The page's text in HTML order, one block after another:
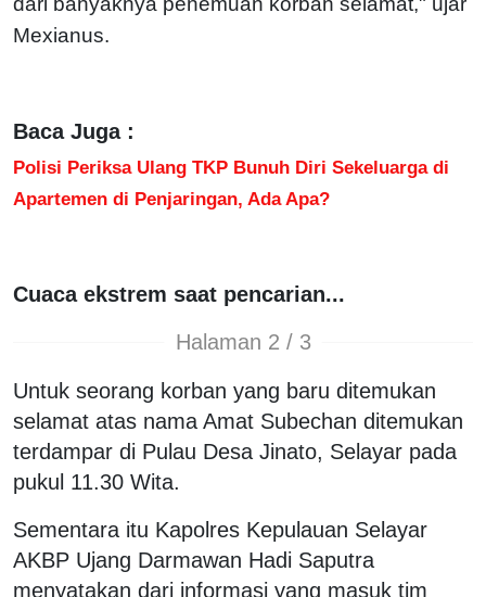
Mexianus.
Baca Juga :
Polisi Periksa Ulang TKP Bunuh Diri Sekeluarga di
Apartemen di Penjaringan, Ada Apa?
Cuaca ekstrem saat pencarian...
Halaman 2 / 3
Untuk seorang korban yang baru ditemukan
selamat atas nama Amat Subechan ditemukan
terdampar di Pulau Desa Jinato, Selayar pada
pukul 11.30 Wita.
Sementara itu Kapolres Kepulauan Selayar
AKBP Ujang Darmawan Hadi Saputra
menyatakan dari informasi yang masuk tim